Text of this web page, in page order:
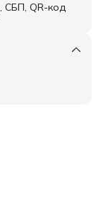
СБП, QR-код